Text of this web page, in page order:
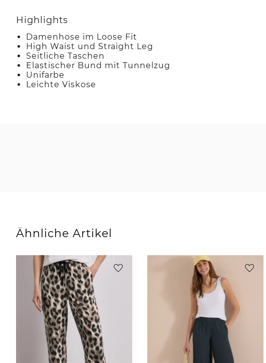
Highlights
Damenhose im Loose Fit
High Waist und Straight Leg
Seitliche Taschen
Elastischer Bund mit Tunnelzug
Unifarbe
Leichte Viskose
Ähnliche Artikel